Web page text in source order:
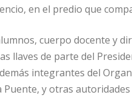
en el predio que
cuerpo docente y
llaves de parte del
integrantes del
Puente, y otras